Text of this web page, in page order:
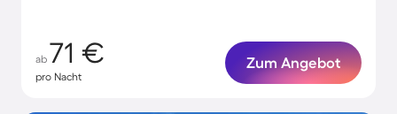
ab 71 €
pro Nacht
Zum Angebot